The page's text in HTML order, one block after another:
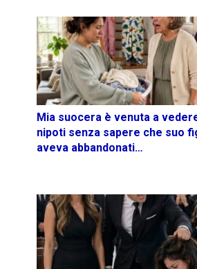
Mia suocera è venuta a
nipoti senza sapere che suo
aveva abbandonati…